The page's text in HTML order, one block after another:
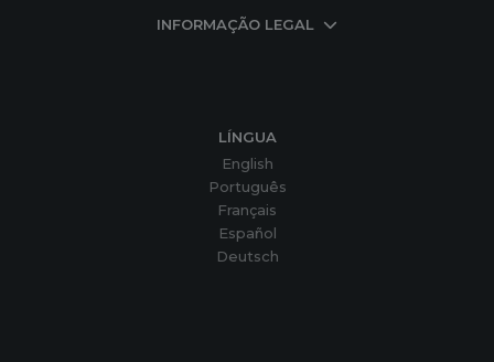
INFORMAÇÃO LEGAL
LÍNGUA
English
Português
Français
Español
Deutsch